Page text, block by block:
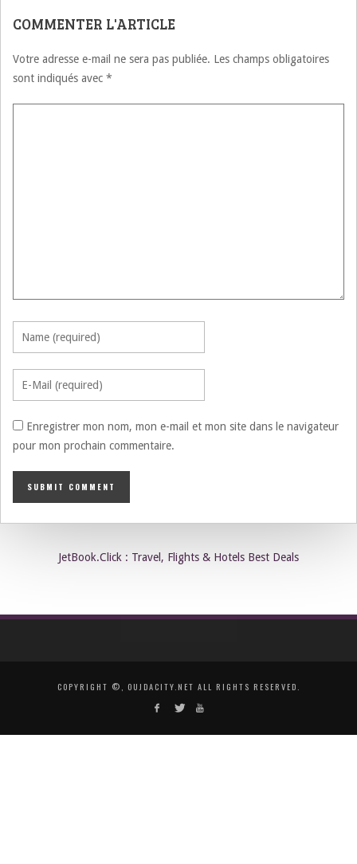
COMMENTER L'ARTICLE
Votre adresse e-mail ne sera pas publiée. Les champs obligatoires
sont indiqués avec *
Enregistrer mon nom, mon e-mail et mon site dans le navigateur
pour mon prochain commentaire.
JetBook.Click : Travel, Flights & Hotels Best Deals
COPYRIGHT ©, OUJDACITY.NET ALL RIGHTS RESERVED.